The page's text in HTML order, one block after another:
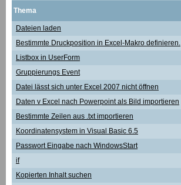
Thema
Dateien laden
Bestimmte Druckposition in Excel-Makro definieren.
Listbox in UserForm
Gruppierungs Event
Datei lässt sich unter Excel 2007 nicht öffnen
Daten v Excel nach Powerpoint als Bild importieren
Bestimmte Zeilen aus .txt importieren
Koordinatensystem in Visual Basic 6.5
Passwort Eingabe nach WindowsStart
if
Kopierten Inhalt suchen